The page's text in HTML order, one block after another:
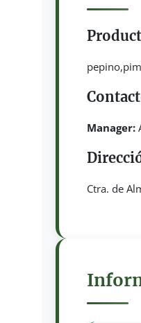
Manager:
Ctra. de